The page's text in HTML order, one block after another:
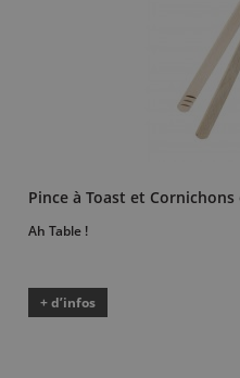
Pince à Toast et
Ah Table !
+ d’infos